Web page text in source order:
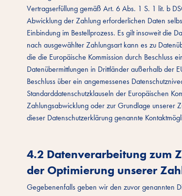
Vertragserfüllung gemäß Art. 6 Abs. 1 S. 1 lit. b
Abwicklung der Zahlung erforderlichen Daten
Einbindung im Bestellprozess. Es gilt insoweit die
nach ausgewählter Zahlungsart kann es zu
die die Europäische Kommission durch Beschluss
Datenübermittlungen in Drittländer außerhalb der
Beschluss über ein angemessenes
Standarddatenschutzklauseln der Europäischen
Zahlungsabwicklung oder zur Grundlage unserer
dieser Datenschutzerklärung genannte
4.2 Datenverarbeitung zum
der Optimierung unserer
Gegebenenfalls geben wir den zuvor genannten